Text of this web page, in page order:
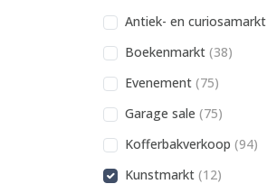
Antiek- en curiosamarkt
Boekenmarkt (38)
Evenement (75)
Garage sale (75)
Kofferbakverkoop (94)
Kunstmarkt (12)